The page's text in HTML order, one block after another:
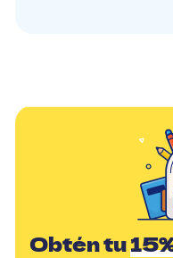
Obtén tu